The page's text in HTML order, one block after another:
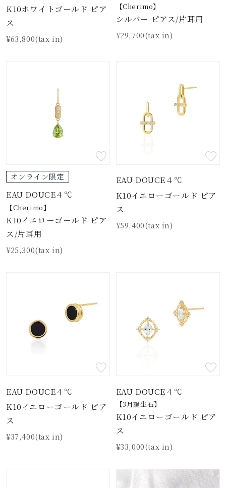
K10ホワイトゴールド ピア
ス
¥63,800(tax in)
【Cherimo】
シルバー ピアス/片耳用
¥29,700(tax in)
オンライン限定
EAU DOUCE４℃
【Cherimo】
K10イエローゴールド ピア
ス/片耳用
¥25,300(tax in)
EAU DOUCE４℃
K10イエローゴールド ピア
ス
¥59,400(tax in)
EAU DOUCE４℃
K10イエローゴールド ピア
ス
¥37,400(tax in)
EAU DOUCE４℃
【3月誕生石】
K10イエローゴールド ピア
ス
¥33,000(tax in)